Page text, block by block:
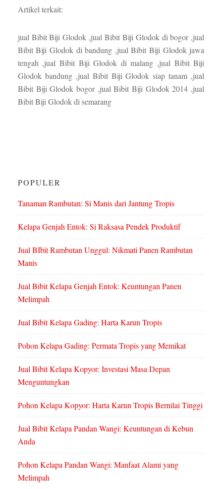
Artikel terkait:
jual Bibit Biji Glodok ,jual Bibit Biji Glodok di bogor ,jual
Bibit Biji Glodok di bandung ,jual Bibit Biji Glodok jawa
tengah ,jual Bibit Biji Glodok di malang ,jual Bibit Biji
Glodok bandung ,jual Bibit Biji Glodok siap tanam ,jual
Bibit Biji Glodok bogor ,jual Bibit Biji Glodok 2014 ,jual
Bibit Biji Glodok di semarang
POPULER
Tanaman Rambutan: Si Manis dari Jantung Tropis
Kelapa Genjah Entok: Si Raksasa Pendek Produktif
Jual BIbit Rambutan Unggul: Nikmati Panen Rambutan
Manis
Jual Bibit Kelapa Genjah Entok: Keuntungan Panen
Melimpah
Jual Bibit Kelapa Gading: Harta Karun Tropis
Pohon Kelapa Gading: Permata Tropis yang Memikat
Jual Bibit Kelapa Kopyor: Investasi Masa Depan
Menguntungkan
Pohon Kelapa Kopyor: Harta Karun Tropis Bernilai Tinggi
Jual Bibit Kelapa Pandan Wangi: Keuntungan di Kebun
Anda
Pohon Kelapa Pandan Wangi: Manfaat Alami yang
Melimpah